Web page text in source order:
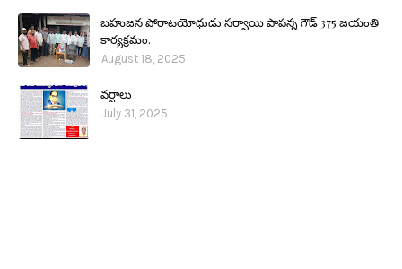
బహుజన పోరాటయోధుడు సర్వాయి పాపన్న గౌడ్ 375 జయంతి
కార్యక్రమం.
August 18, 2025
వర్షాలు
July 31, 2025